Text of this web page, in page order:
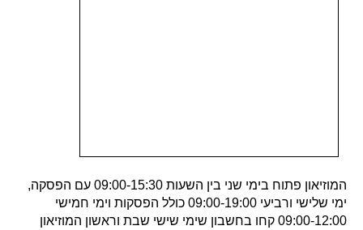
המוזיאון פתוח בימי שני בין השעות 09:00-15:30 עם הפסקה,
ימי שלישי ורביעי 09:00-19:00 כולל הפסקות וימי חמישי
09:00-12:00 קחו בחשבון שימי שישי שבת וראשון המוזיאון